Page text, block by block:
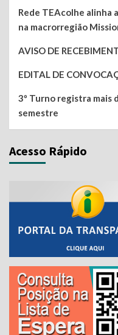
Rede TEAcolhe alinha
na macrorregião
AVISO DE
EDITAL DE
3º Turno registra mais
semestre
Acesso Rápido